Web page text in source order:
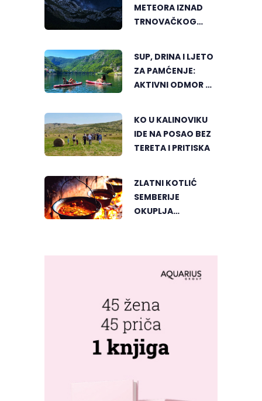
METEORA IZNAD
TRNOVAČKOG
SUP, DRINA I LJETO
ZA PAMĆENJE:
AKTIVNI ODMOR U
KO U KALINOVIKU
IDE NA POSAO BEZ
TERETA I PRITISKA
ZLATNI KOTLIĆ
SEMBERIJE
OKUPLJA
U DVOROVIMA